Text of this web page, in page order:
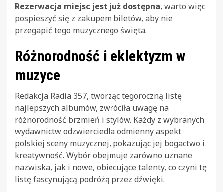
Rezerwacja miejsc jest już dostępna, warto więc
pospieszyć się z zakupem biletów, aby nie
przegapić tego muzycznego święta.
Różnorodność i eklektyzm w
muzyce
Redakcja Radia 357, tworząc tegoroczną listę
najlepszych albumów, zwróciła uwagę na
różnorodność brzmień i stylów. Każdy z wybranych
wydawnictw odzwierciedla odmienny aspekt
polskiej sceny muzycznej, pokazując jej bogactwo i
kreatywność. Wybór obejmuje zarówno uznane
nazwiska, jak i nowe, obiecujące talenty, co czyni tę
listę fascynującą podróżą przez dźwięki.